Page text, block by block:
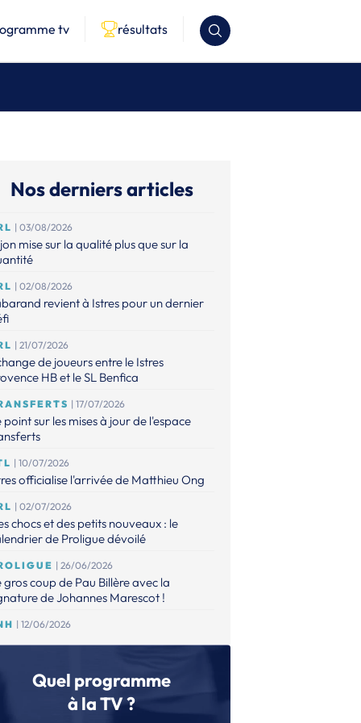
tv résultats
Nos derniers articles
| 03/08/2026
mise sur la qualité plus que sur la
| 02/08/2026
revient à Istres pour un dernier
| 21/07/2026
de joueurs entre le Istres
HB et le SL Benfica
| 17/07/2026
point sur les mises à jour de l'espace
| 10/07/2026
officialise l'arrivée de Matthieu Ong
| 02/07/2026
chocs et des petits nouveaux : le
de Proligue dévoilé
| 26/06/2026
gros coup de Pau Billère avec la
de Johannes Marescot !
| 12/06/2026
CNACG a validé les dossiers,
Proligue
| 12/06/2026
Transferts est à jour !
Quel programme
à la TV ?